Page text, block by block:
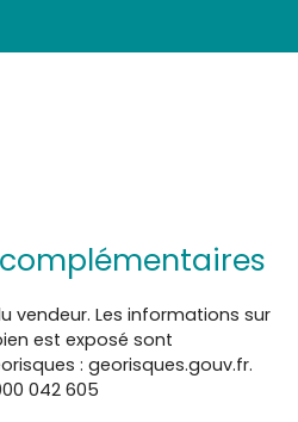
complémentaires
vendeur. Les informations sur
est exposé sont
: georisques.gouv.fr.
042 605